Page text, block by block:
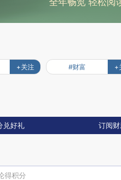
全年畅览 轻松阅
+关注 #财富 +
兑好礼 订阅
得积分